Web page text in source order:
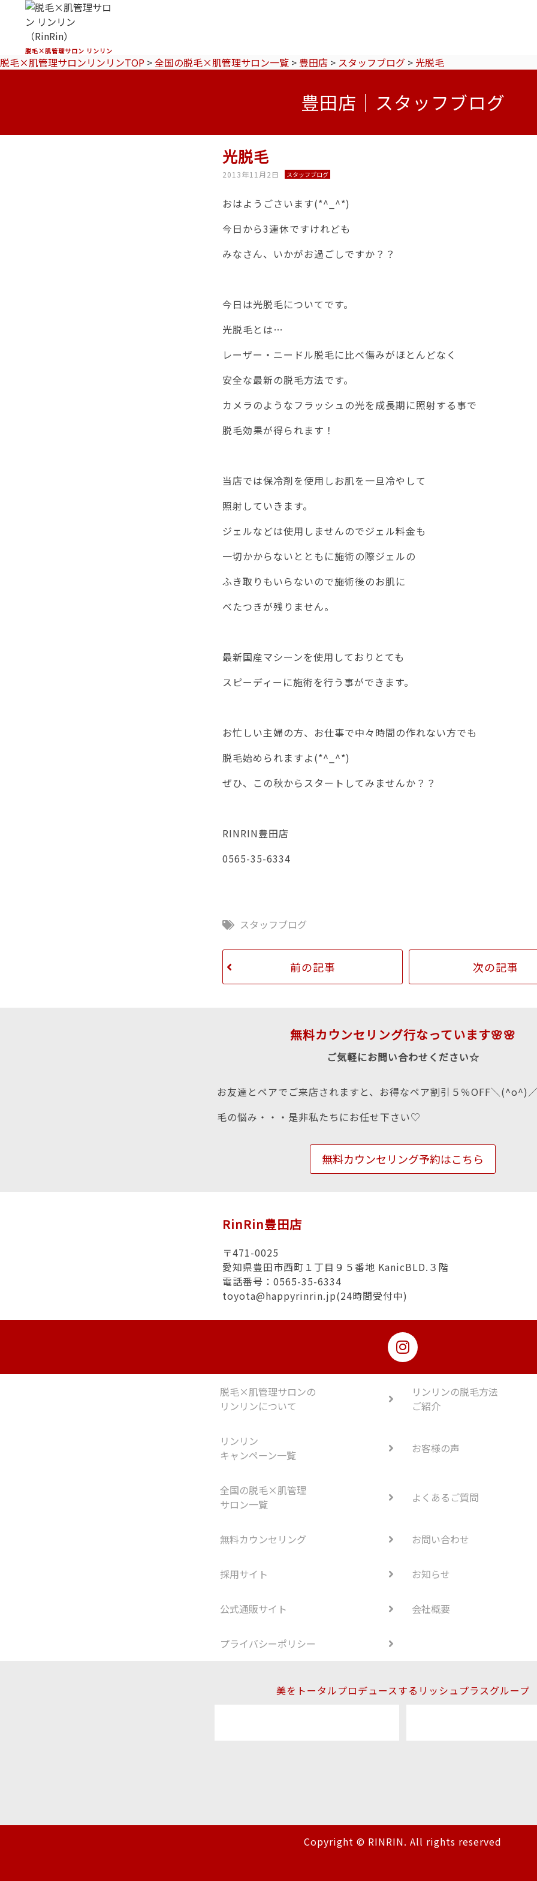
脱毛×肌管理サロン リンリン
脱毛×肌管理サロンリンリンTOP >全国の脱毛×肌管理サロン一覧 > 豊田店 > スタッフブログ > 光脱毛
豊田店｜スタッフブログ
光脱毛
2013年11月2日 スタッフブログ
おはようごさいます(*^_^*)
今日から3連休ですけれども
みなさん、いかがお過ごしですか？？
今日は光脱毛についてです。
光脱毛とは…
レーザー・ニードル脱毛に比べ傷みがほとんどなく
安全な最新の脱毛方法です。
カメラのようなフラッシュの光を成長期に照射する事で
脱毛効果が得られます！
当店では保冷剤を使用しお肌を一旦冷やして
照射していきます。
ジェルなどは使用しませんのでジェル料金も
一切かからないとともに施術の際ジェルの
ふき取りもいらないので施術後のお肌に
べたつきが残りません。
最新国産マシーンを使用しておりとても
スピーディーに施術を行う事ができます。
お忙しい主婦の方、お仕事で中々時間の作れない方でも
脱毛始められますよ(*^_^*)
ぜひ、この秋からスタートしてみませんか？？
RINRIN豊田店
0565-35-6334
スタッフブログ
前の記事 次の記事
無料カウンセリング行なっています🌸🌸
ご気軽にお問い合わせください☆
お友達とペアでご来店されますと、お得なペア割引５％OFF＼(^o^)
毛の悩み・・・是非私たちにお任せ下さい♡
無料カウンセリング予約はこちら
RinRin豊田店
〒471-0025
愛知県豊田市西町１丁目９５番地 KanicBLD.３階
電話番号：0565-35-6334
toyota@happyrinrin.jp(24時間受付中)
脱毛×肌管理サロンの
リンリンについて
リンリンの脱毛方法
ご紹介
リンリン
キャンペーン一覧
お客様の声
全国の脱毛×肌管理
サロン一覧
よくあるご質問
無料カウンセリング お問い合わせ
採用サイト お知らせ
公式通販サイト 会社概要
プライバシーポリシー
美をトータルプロデュースするリッシュプラスグループ
Copyright © RINRIN. All rights reserved